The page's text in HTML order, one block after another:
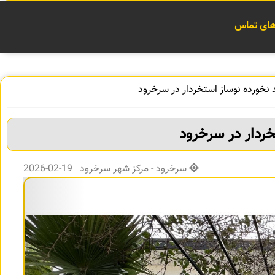
های تماس
نخورده نوساز استخردار در سرخرود
در سرخرود
سرخرود - مرکز شهر سرخرود 19-02-2026